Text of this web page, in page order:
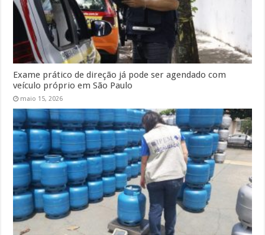
Exame prático de direção já pode ser agendado com
veículo próprio em São Paulo
maio 15, 2026